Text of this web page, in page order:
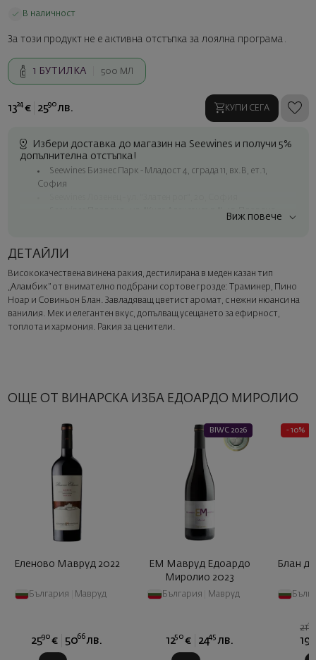
В наличност
За този продукт не е активна отстъпка за лоялна програма.
1 БУТИЛКА 500 МЛ
1324 € 2590 лв. КУПИ СЕГА
Избери доставка до магазин на Seewines и получи 5%
допълнителна отстъпка!
Seewines Бизнес Парк - Младост 4, сграда 11, вх.В, ет.1,
София
Seewines Пловдив - ул. "Княз Александър I", 45, Пловдив
Куриер на Seewines до адрес в рамките на град София
Изненадайте със стил
Добавете луксозна подаръчна опаковка и персонализирана
картичка с ваше пожелание. Изберете тази опция в
следващата стъпка от поръчката.
Виж повече
ДЕТАЙЛИ
Висококачествена винена ракия, дестилирана в меден казан тип
„Аламбик” от внимателно подбрани сортове грозде: Траминер, Пино
Ноар и Совиньон Блан. Завладяващ цветист аромат, с нежни нюанси на
ванилия. Мек и елегантен вкус, допълващ усещането за ефирност,
топлота и хармония. Ракия за ценители.
ОЩЕ ОТ ВИНАРСКА ИЗБА ЕДОАРДО МИРОЛИО
Еленово Мавруд 2022
България Мавруд
2590 € 5066 лв.
BIWC 2026
ЕМ Мавруд Едоардо
Миролио 2023
България Мавруд
1250 € 2445 лв.
- 10%
Блан
2142
1928